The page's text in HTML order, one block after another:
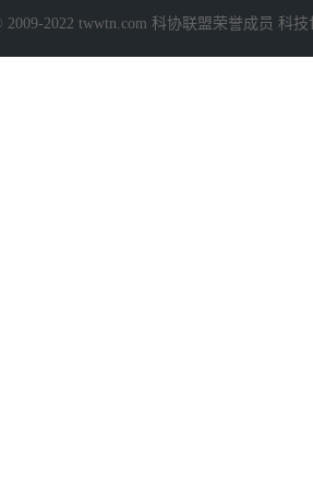
2009-2022 twwtn.com 科协联盟荣誉成员 科